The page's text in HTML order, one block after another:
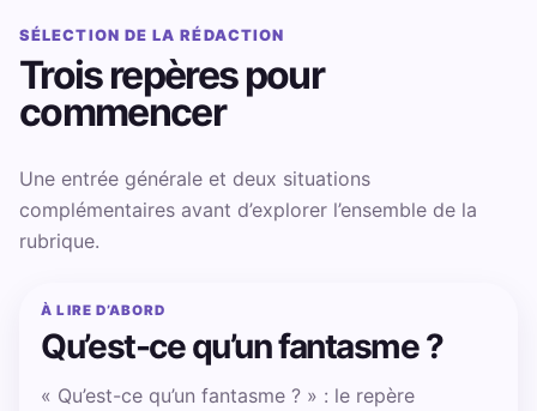
SÉLECTION DE LA RÉDACTION
Trois repères pour
commencer
Une entrée générale et deux situations
complémentaires avant d’explorer l’ensemble de la
rubrique.
À LIRE D’ABORD
Qu’est-ce qu’un fantasme ?
« Qu’est-ce qu’un fantasme ? » : le repère